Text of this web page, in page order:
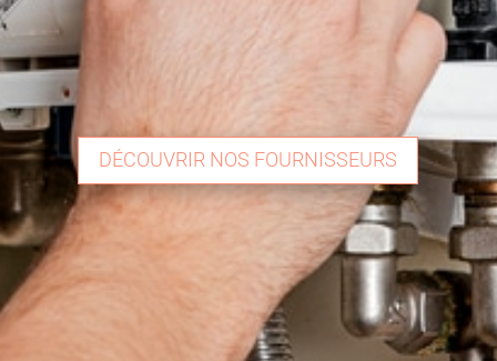
DÉCOUVRIR NOS FOURNISSEURS